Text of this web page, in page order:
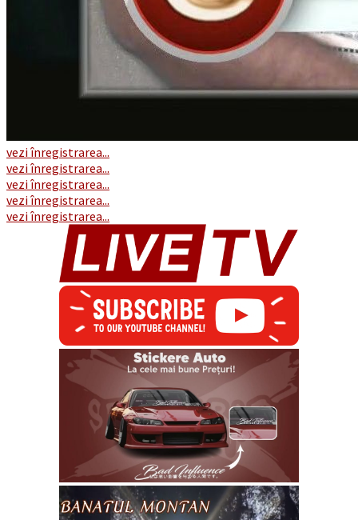
vezi înregistrarea...
vezi înregistrarea...
vezi înregistrarea...
vezi înregistrarea...
vezi înregistrarea...